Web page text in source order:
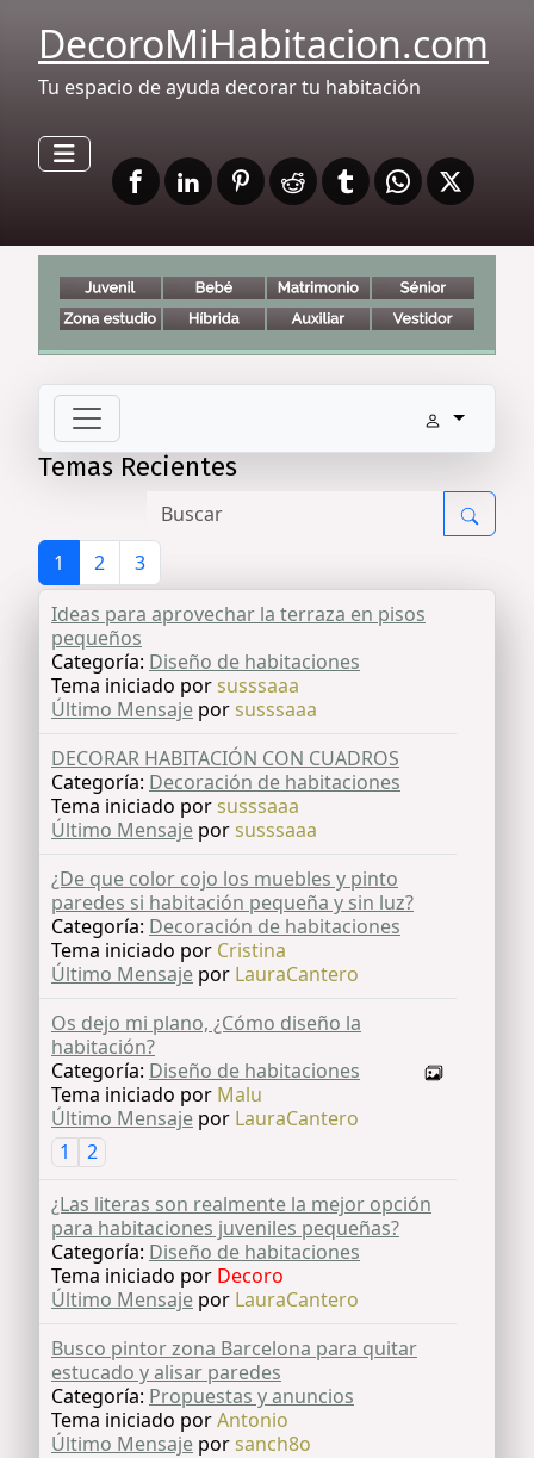
DecoroMiHabitacion.com
Tu espacio de ayuda decorar tu habitación
Temas Recientes
1 2
3
Ideas para aprovechar la terraza en pisos
pequeños
Categoría: Diseño de habitaciones
Tema iniciado porsusssaaa
Último Mensaje porsusssaaa
DECORAR HABITACIÓN CON CUADROS
Categoría: Decoración de habitaciones
Tema iniciado porsusssaaa
Último Mensaje porsusssaaa
¿De que color cojo los muebles y pinto
paredes si habitación pequeña y sin luz?
Categoría: Decoración de habitaciones
Tema iniciado por Cristina
Último Mensaje por LauraCantero
Os dejo mi plano, ¿Cómo diseño la
habitación?
Categoría: Diseño de habitaciones
Tema iniciado por Malu
Último Mensaje por LauraCantero
1
2
¿Las literas son realmente la mejor opción
para habitaciones juveniles pequeñas?
Categoría: Diseño de habitaciones
Tema iniciado por Decoro
Último Mensaje por LauraCantero
Busco pintor zona Barcelona para quitar
estucado y alisar paredes
Categoría: Propuestas y anuncios
Tema iniciado porAntonio
Último Mensaje porsanch8o